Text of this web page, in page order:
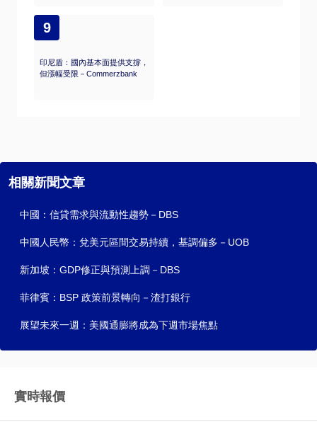
9
印尼盾：國內基本面提供支撐，
但漲幅受限－Commerzbank
相關新聞文章
中國：信貸需求與流動性趨勢－DBS
中國人民幣：兌美元區間交易持續，基調偏多－UOB
新加坡：GDP修正與預測上調－DBS
菲律賓：BSP 政策前景轉向－渣打銀行
展望未來一週：美國通膨將成為下週市場焦點
實時報價